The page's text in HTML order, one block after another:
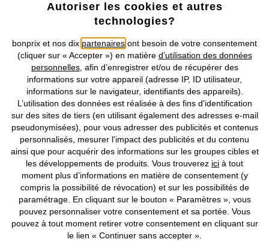
Retrouvez bonprix sur
Prix indiqués TVA comprise avec en susfrais de port & de service
CGV Données personnelles Paramètres des cookies
Mentions légales Résilier le contrat
©2026 bonprix.Tous droits réservés.
Deutsch Français
Autoriser les cookies et autres
technologies?
bonprix et nos dix partenaires ont besoin de votre consentement
(cliquer sur « Accepter ») en matière d’utilisation des données
personnelles, afin d’enregistrer et/ou de récupérer des
informations sur votre appareil (adresse IP, ID utilisateur,
informations sur le navigateur, identifiants des appareils).
L’utilisation des données est réalisée à des fins d'identification
sur des sites de tiers (en utilisant également des adresses e-mail
pseudonymisées), pour vous adresser des publicités et contenus
personnalisés, mesurer l'impact des publicités et du contenu
ainsi que pour acquérir des informations sur les groupes cibles et
les développements de produits. Vous trouverez ici à tout
moment plus d’informations en matière de consentement (y
compris la possibilité de révocation) et sur les possibilités de
paramétrage. En cliquant sur le bouton « Paramètres », vous
pouvez personnaliser votre consentement et sa portée. Vous
pouvez à tout moment retirer votre consentement en cliquant sur
le lien « Continuer sans accepter ».